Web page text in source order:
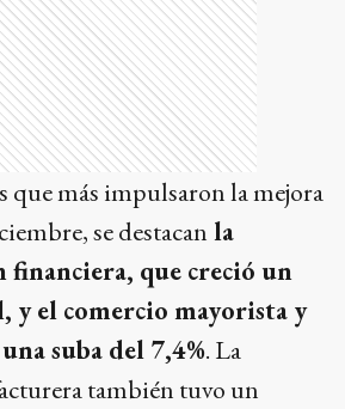
que más impulsaron la mejora
se destacan la
que creció un
y el comercio mayorista y
suba del 7,4%. La
también tuvo un